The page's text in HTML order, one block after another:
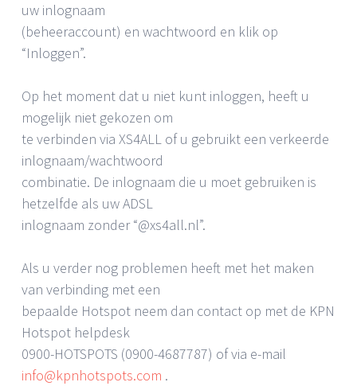
uw inlognaam
(beheeraccount) en wachtwoord en klik op
“Inloggen”.
Op het moment dat u niet kunt inloggen, heeft u
mogelijk niet gekozen om
te verbinden via XS4ALL of u gebruikt een verkeerde
inlognaam/wachtwoord
combinatie. De inlognaam die u moet gebruiken is
hetzelfde als uw ADSL
inlognaam zonder “@xs4all.nl”.
Als u verder nog problemen heeft met het maken
van verbinding met een
bepaalde Hotspot neem dan contact op met de KPN
Hotspot helpdesk
0900-HOTSPOTS (0900-4687787) of via e-mail
info@kpnhotspots.com .